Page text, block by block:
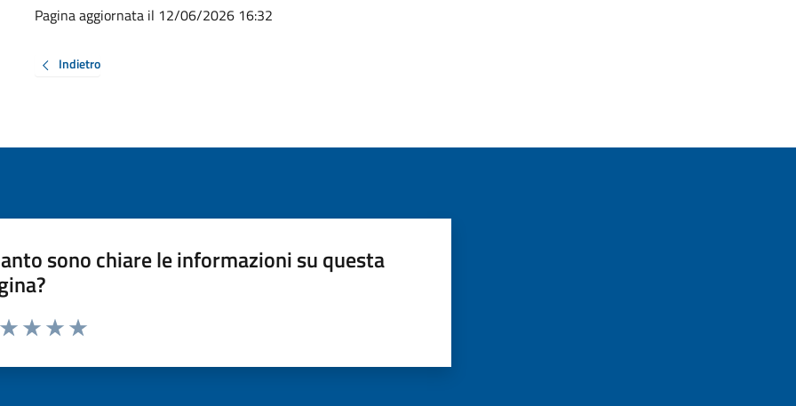
Pagina aggiornata il 12/06/2026 16:32
Indietro
sono chiare le informazioni su questa
da 1 a 5 stelle la pagina